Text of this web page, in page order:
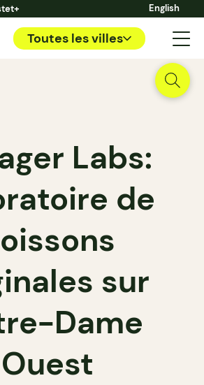
English
Toutes les villes
Labs:
de
sur
Dame
Ouest